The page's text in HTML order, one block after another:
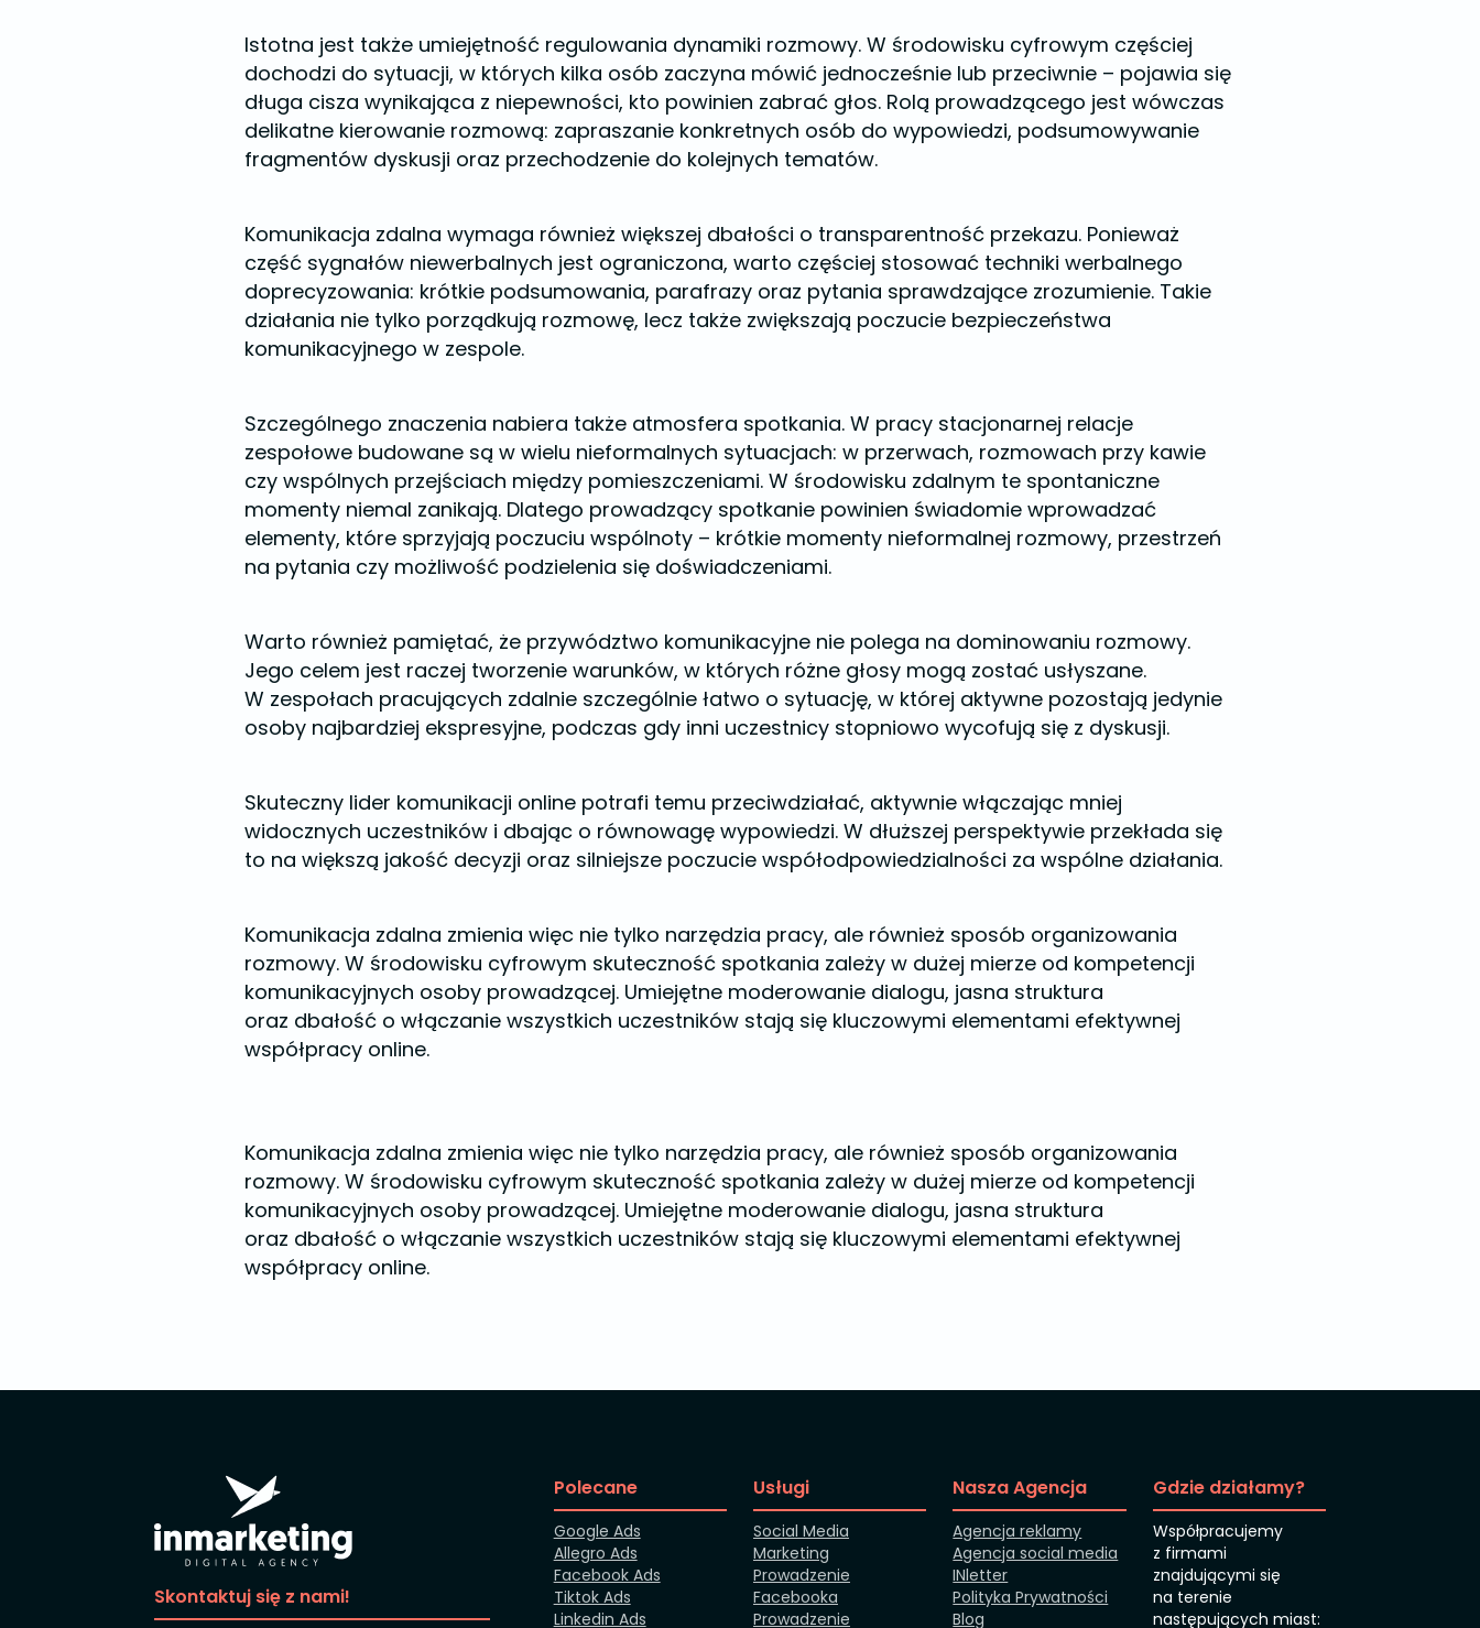
Istotna jest także umiejętność regulowania dynamiki rozmowy. W środowisku cyfrowym częściej
dochodzi do sytuacji, w których kilka osób zaczyna mówić jednocześnie lub przeciwnie – pojawia się
długa cisza wynikająca z niepewności, kto powinien zabrać głos. Rolą prowadzącego jest wówczas
delikatne kierowanie rozmową: zapraszanie konkretnych osób do wypowiedzi, podsumowywanie
fragmentów dyskusji oraz przechodzenie do kolejnych tematów.
Komunikacja zdalna wymaga również większej dbałości o transparentność przekazu. Ponieważ
część sygnałów niewerbalnych jest ograniczona, warto częściej stosować techniki werbalnego
doprecyzowania: krótkie podsumowania, parafrazy oraz pytania sprawdzające zrozumienie. Takie
działania nie tylko porządkują rozmowę, lecz także zwiększają poczucie bezpieczeństwa
komunikacyjnego w zespole.
Szczególnego znaczenia nabiera także atmosfera spotkania. W pracy stacjonarnej relacje
zespołowe budowane są w wielu nieformalnych sytuacjach: w przerwach, rozmowach przy kawie
czy wspólnych przejściach między pomieszczeniami. W środowisku zdalnym te spontaniczne
momenty niemal zanikają. Dlatego prowadzący spotkanie powinien świadomie wprowadzać
elementy, które sprzyjają poczuciu wspólnoty – krótkie momenty nieformalnej rozmowy, przestrzeń
na pytania czy możliwość podzielenia się doświadczeniami.
Warto również pamiętać, że przywództwo komunikacyjne nie polega na dominowaniu rozmowy.
Jego celem jest raczej tworzenie warunków, w których różne głosy mogą zostać usłyszane.
W zespołach pracujących zdalnie szczególnie łatwo o sytuację, w której aktywne pozostają jedynie
osoby najbardziej ekspresyjne, podczas gdy inni uczestnicy stopniowo wycofują się z dyskusji.
Skuteczny lider komunikacji online potrafi temu przeciwdziałać, aktywnie włączając mniej
widocznych uczestników i dbając o równowagę wypowiedzi. W dłuższej perspektywie przekłada się
to na większą jakość decyzji oraz silniejsze poczucie współodpowiedzialności za wspólne działania.
Komunikacja zdalna zmienia więc nie tylko narzędzia pracy, ale również sposób organizowania
rozmowy. W środowisku cyfrowym skuteczność spotkania zależy w dużej mierze od kompetencji
komunikacyjnych osoby prowadzącej. Umiejętne moderowanie dialogu, jasna struktura
oraz dbałość o włączanie wszystkich uczestników stają się kluczowymi elementami efektywnej
współpracy online.
Komunikacja zdalna zmienia więc nie tylko narzędzia pracy, ale również sposób organizowania
rozmowy. W środowisku cyfrowym skuteczność spotkania zależy w dużej mierze od kompetencji
komunikacyjnych osoby prowadzącej. Umiejętne moderowanie dialogu, jasna struktura
oraz dbałość o włączanie wszystkich uczestników stają się kluczowymi elementami efektywnej
współpracy online.
Skontaktuj się z nami!
Polecane
Google Ads
Allegro Ads
Facebook Ads
Tiktok Ads
Linkedin Ads
Usługi
Social Media
Marketing
Prowadzenie
Facebooka
Prowadzenie
Nasza Agencja
Agencja reklamy
Agencja social media
INletter
Polityka Prywatności
Blog
Gdzie działamy?
Współpracujemy
z firmami
znajdującymi się
na terenie
następujących miast: